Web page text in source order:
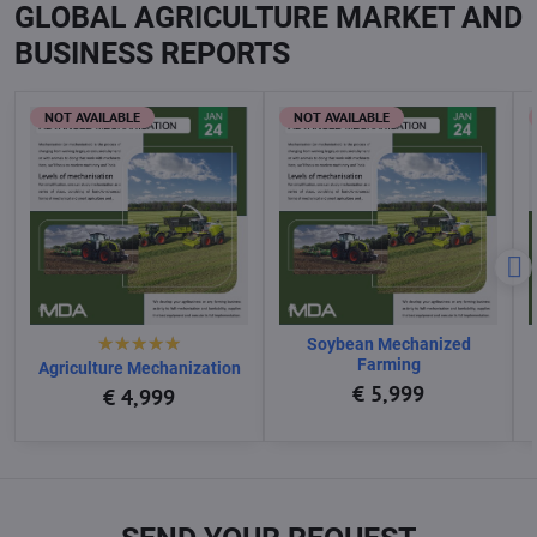
GLOBAL AGRICULTURE MARKET AND
BUSINESS REPORTS
NOT AVAILABLE
Agriculture Mechanization
€ 4,999
NOT AVAILABLE
Soybean Mechanized
Farming
€ 5,999